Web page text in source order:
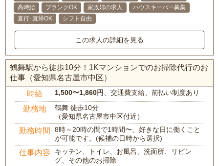
高時給
ブランクOK 家政婦の求人
ハウスキーパー募集
直行･直帰OK
シフト自由
この求人の詳細を見る
鶴舞駅から徒歩10分！1Kマンションでのお掃除代行のお
仕事（愛知県名古屋市中区）
時給 1,500〜1,860円 、交通費支給、前払い制度あり
勤務地
鶴舞 徒歩10分
（愛知県名古屋市中区付近）
勤務時間
8時～20時の間で1時間〜、好きな日に働くこと
が可能です。(候補の日時から選択)
仕事内容
キッチン、トイレ、お風呂、洗面所、リビン
グ、その他のお掃除